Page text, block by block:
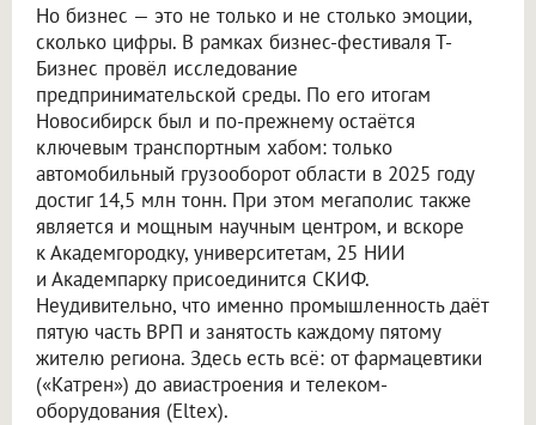
Но бизнес — это не только и не столько эмоции,
сколько цифры. В рамках бизнес-фестиваля Т-
Бизнес провёл исследование
предпринимательской среды. По его итогам
Новосибирск был и по-прежнему остаётся
ключевым транспортным хабом: только
автомобильный грузооборот области в 2025 году
достиг 14,5 млн тонн. При этом мегаполис также
является и мощным научным центром, и вскоре
к Академгородку, университетам, 25 НИИ
и Академпарку присоединится СКИФ.
Неудивительно, что именно промышленность даёт
пятую часть ВРП и занятость каждому пятому
жителю региона. Здесь есть всё: от фармацевтики
(«Катрен») до авиастроения и телеком-
оборудования (Eltex).